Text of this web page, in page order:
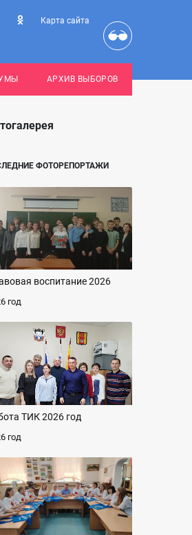
Карта сайта
АРХИВ ВЫБОРОВ
ФОТОРЕПОРТАЖИ
воспитание 2026
год
ТИК 2026 год
год